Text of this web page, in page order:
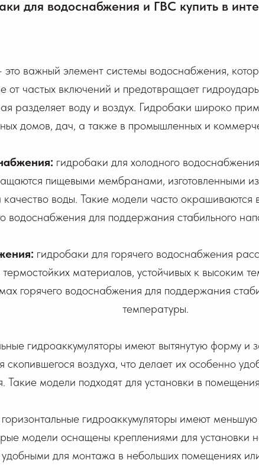
для водоснабжения и ГВС купить в
это важный элемент системы водоснабжения,
частых включений и предотвращает
разделяет воду и воздух. Гидробаки широко
домов, дач, а также в промышленных и
гидробаки для холодного
пищевыми мембранами, изготовленными
качество воды. Такие модели часто
водоснабжения для поддержания стабильного
гидробаки для горячего водоснабжения
материалов, устойчивых к высоким
горячего водоснабжения для поддержания
температуры.
гидроаккумуляторы имеют вытянутую форму
воздуха, что делает их особенно
Такие модели подходят для установки в
горизонтальные гидроаккумуляторы имеют
модели оснащены креплениями для установки
для монтажа в небольших помещениях